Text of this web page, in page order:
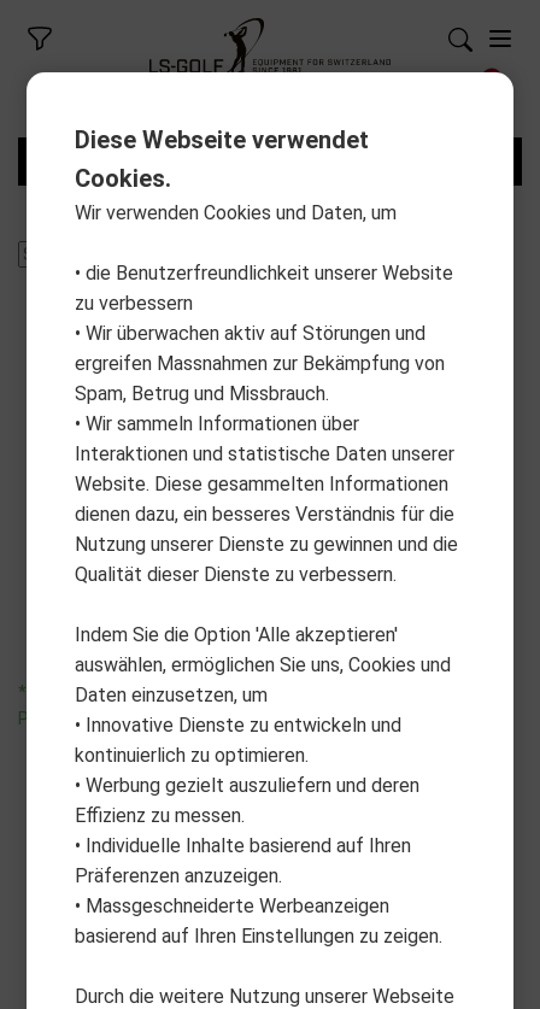
ALBATROSS
Umbrellaholder
*unverbindliche
Preisempfehlung
ALBATROSS
Scorecardholder Pro
Preisempfehlung
Diese Webseite verwendet
Cookies.
Wir verwenden Cookies und Daten, um
• die Benutzerfreundlichkeit unserer Website
zu verbessern
• Wir überwachen aktiv auf Störungen und
ergreifen Massnahmen zur Bekämpfung von
Spam, Betrug und Missbrauch.
• Wir sammeln Informationen über
Interaktionen und statistische Daten unserer
Website. Diese gesammelten Informationen
dienen dazu, ein besseres Verständnis für die
Nutzung unserer Dienste zu gewinnen und die
Qualität dieser Dienste zu verbessern.
Indem Sie die Option 'Alle akzeptieren'
auswählen, ermöglichen Sie uns, Cookies und
Daten einzusetzen, um
• Innovative Dienste zu entwickeln und
kontinuierlich zu optimieren.
• Werbung gezielt auszuliefern und deren
Effizienz zu messen.
• Individuelle Inhalte basierend auf Ihren
Präferenzen anzuzeigen.
• Massgeschneiderte Werbeanzeigen
basierend auf Ihren Einstellungen zu zeigen.
Durch die weitere Nutzung unserer Webseite